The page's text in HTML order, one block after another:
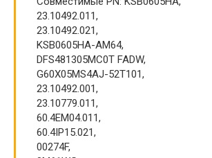
23.10492.011,
23.10492.021,
KSB0605HA-AM64,
DFS481305MC0T FADW,
G60X05MS4AJ-52T101,
23.10492.001,
23.10779.011,
60.4EM04.011,
60.4IP15.021,
00274F,